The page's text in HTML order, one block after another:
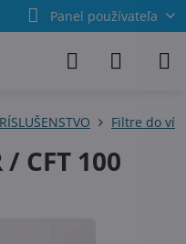
Panel používateľa
Filtre do
CFT 100